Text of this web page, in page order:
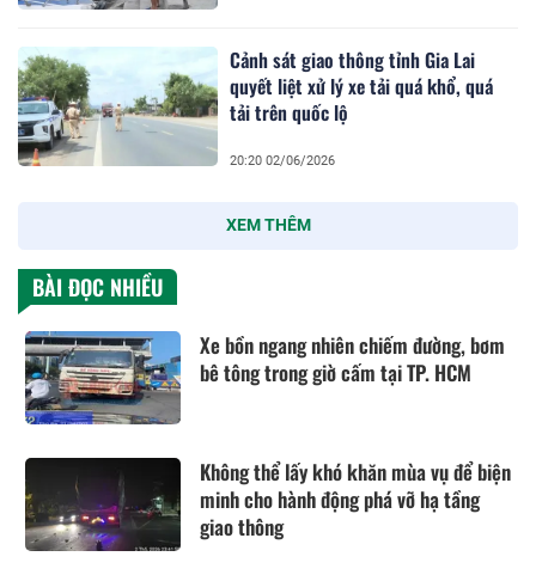
Cảnh sát giao thông tỉnh Gia Lai
quyết liệt xử lý xe tải quá khổ, quá
tải trên quốc lộ
20:20 02/06/2026
XEM THÊM
BÀI ĐỌC NHIỀU
Xe bồn ngang nhiên chiếm đường, bơm
bê tông trong giờ cấm tại TP. HCM
Không thể lấy khó khăn mùa vụ để biện
minh cho hành động phá vỡ hạ tầng
giao thông